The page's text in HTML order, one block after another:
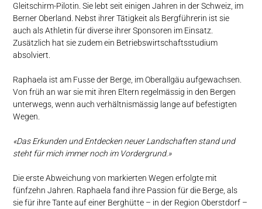
Gleitschirm-Pilotin. Sie lebt seit einigen Jahren in der Schweiz, im
Berner Oberland. Nebst ihrer Tätigkeit als Bergführerin ist sie
auch als Athletin für diverse ihrer Sponsoren im Einsatz.
Zusätzlich hat sie zudem ein Betriebswirtschaftsstudium
absolviert.
Raphaela ist am Fusse der Berge, im Oberallgäu aufgewachsen.
Von früh an war sie mit ihren Eltern regelmässig in den Bergen
unterwegs, wenn auch verhältnismässig lange auf befestigten
Wegen.
«Das Erkunden und Entdecken neuer Landschaften stand und
steht für mich immer noch im Vordergrund.»
Die erste Abweichung von markierten Wegen erfolgte mit
fünfzehn Jahren. Raphaela fand ihre Passion für die Berge, als
sie für ihre Tante auf einer Berghütte – in der Region Oberstdorf –